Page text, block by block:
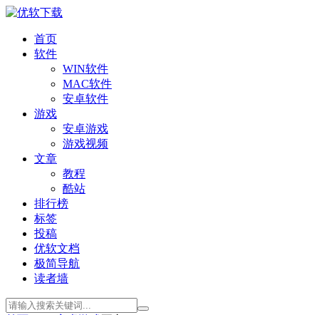
首页
软件
WIN软件
MAC软件
安卓软件
游戏
安卓游戏
游戏视频
文章
教程
酷站
排行榜
标签
投稿
优软文档
极简导航
读者墙